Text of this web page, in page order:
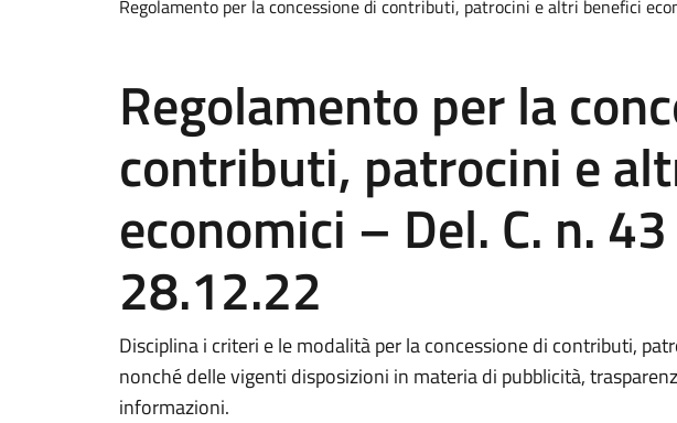
Regolamento per la concessione di contributi, patrocini e altri benefici
Regolamento per la
contributi, patrocini e
economici – Del. C. n.
28.12.22
Disciplina i criteri e le modalità per la concessione di contributi,
nonché delle vigenti disposizioni in materia di pubblicità,
informazioni.